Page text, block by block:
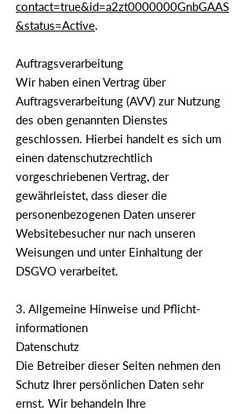
contact=true&id=a2zt0000000GnbGAAS
&status=Active.
Auftragsverarbeitung
Wir haben einen Vertrag über
Auftragsverarbeitung (AVV) zur Nutzung
des oben genannten Dienstes
geschlossen. Hierbei handelt es sich um
einen datenschutzrechtlich
vorgeschriebenen Vertrag, der
gewährleistet, dass dieser die
personenbezogenen Daten unserer
Websitebesucher nur nach unseren
Weisungen und unter Einhaltung der
DSGVO verarbeitet.
3. Allgemeine Hinweise und Pflicht­
informationen
Datenschutz
Die Betreiber dieser Seiten nehmen den
Schutz Ihrer persönlichen Daten sehr
ernst. Wir behandeln Ihre